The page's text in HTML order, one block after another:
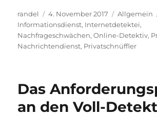
Autor
randel
Veröffentlicht
am
4. November 2017 Kategorien
Allgemein
Informationsdienst, Internetdetektei,
Nachfrageschwächen,Online-Detektiv,
Nachrichtendienst, Privatschnüffler
Das
an den Voll-